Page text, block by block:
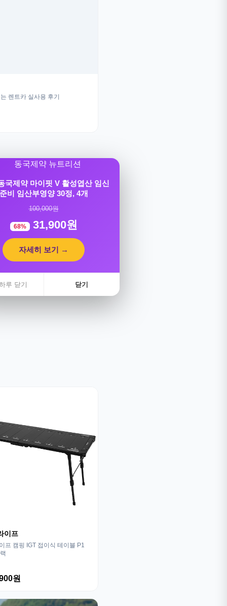
렌트카 실사용 후기
이프
프 캠핑 IGT 접이식 테이블 P1
원
국제약 마이핏 V 활성엽산 임신
준비 임산부영양 30정, 4개
100,000원
68% 31,900원
자세히 보기 →
루 닫기 닫기